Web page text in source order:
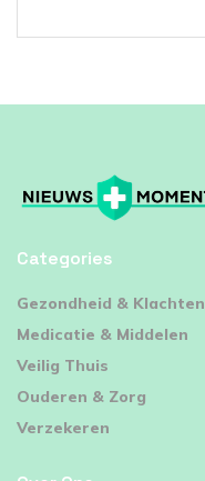
Categories
⁠Gezondheid & Klachten
Medicatie & Middelen
Veilig Thuis
Ouderen & Zorg
Verzekeren